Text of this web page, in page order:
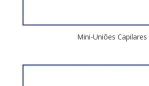
Mini-Uniões Capilares